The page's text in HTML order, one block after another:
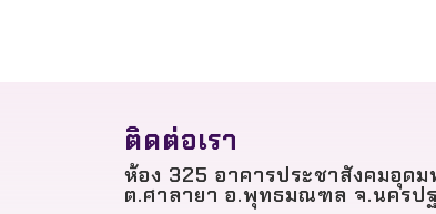
ติดต่อเรา
ห้อง 325 อาคารประชาสังคมอุด
ต.ศาลายา อ.พุทธมณฑล จ.นครป